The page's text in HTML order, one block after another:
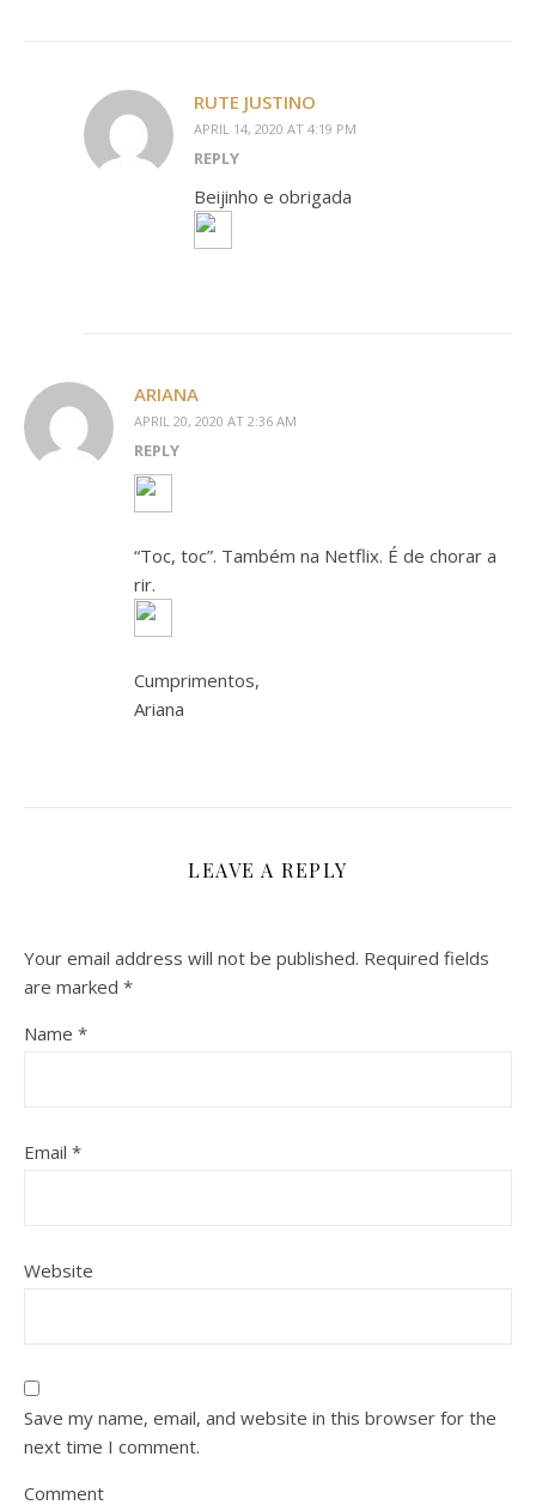
RUTE JUSTINO
APRIL 14, 2020 AT 4:19 PM
REPLY
Beijinho e obrigada
ARIANA
APRIL 20, 2020 AT 2:36 AM
REPLY
“Toc, toc”. Também na Netflix. É de chorar a
rir.
Cumprimentos,
Ariana
LEAVE A REPLY
Your email address will not be published. Required fields
are marked *
Name *
Email *
Website
Save my name, email, and website in this browser for the
next time I comment.
Comment